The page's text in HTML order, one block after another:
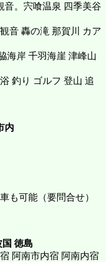
音。宍喰温泉 四季美谷
音 轟の滝 那賀川 カア
海岸 千羽海崖 津峰山
釣り ゴルフ 登山 追
内
も可能（要問合せ）
国 徳島
阿南市内宿 阿南内宿